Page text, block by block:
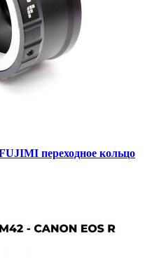
переходное кольцо